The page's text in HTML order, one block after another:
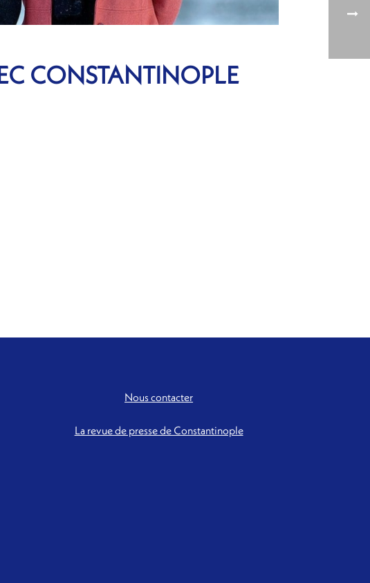
CONSTANTINOPLE
Nous contacter
La revue de presse de Constantinople